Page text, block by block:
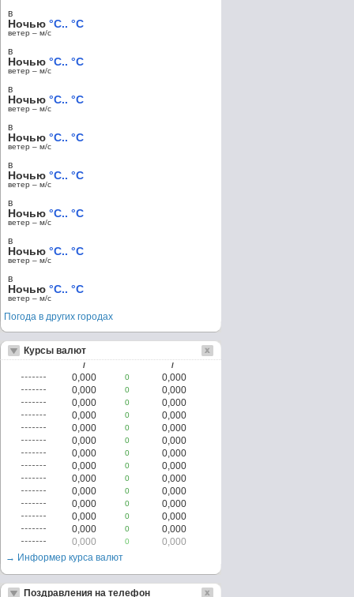
в
Ночью °C.. °C
ветер – м/c
в
Ночью °C.. °C
ветер – м/c
в
Ночью °C.. °C
ветер – м/c
в
Ночью °C.. °C
ветер – м/c
в
Ночью °C.. °C
ветер – м/c
в
Ночью °C.. °C
ветер – м/c
в
Ночью °C.. °C
ветер – м/c
в
Ночью °C.. °C
ветер – м/c
Погода в других городах
Курсы валют
/ /
0,000 0
0,000
0,000
0
0,000
0,000
0
0,000
0,000
0
0,000
0,000
0
0,000
0,000
0
0,000
0,000
0
0,000
0,000
0
0,000
0,000
0
0,000
0,000
0
0,000
0,000
0
0,000
0,000
0
0,000
0,000
0
0,000
0,000
0
0,000
→ Информер курса валют
Поздравления на телефон